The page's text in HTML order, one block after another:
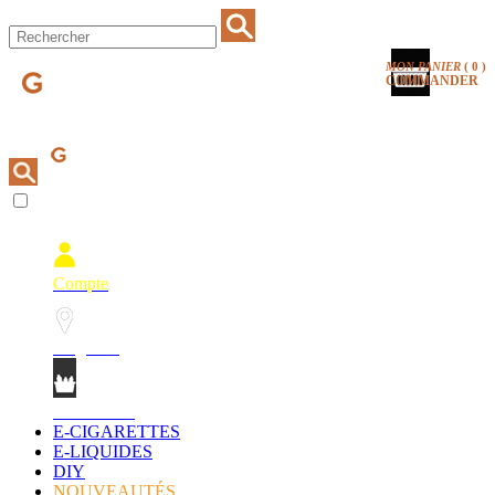
MON PANIER ( 0 )
COMMANDER
Compte
E-CIGARETTES
E-LIQUIDES
DIY
NOUVEAUTÉS